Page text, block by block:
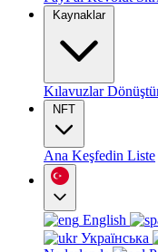
Kaynaklar
Kılavuzlar
NFT
Ana Keşfedin Liste
English
Українська